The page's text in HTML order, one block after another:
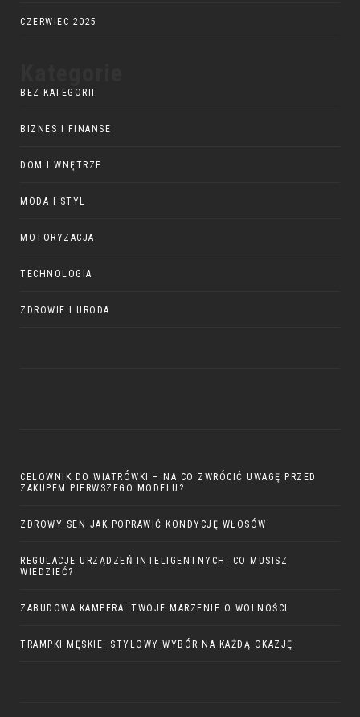
CZERWIEC 2025
BEZ KATEGORII
BIZNES I FINANSE
DOM I WNĘTRZE
MODA I STYL
MOTORYZACJA
TECHNOLOGIA
ZDROWIE I URODA
CELOWNIK DO WIATRÓWKI – NA CO ZWRÓCIĆ UWAGĘ PRZED
ZAKUPEM PIERWSZEGO MODELU?
ZDROWY SEN JAK POPRAWIĆ KONDYCJĘ WŁOSÓW
REGULACJE URZĄDZEŃ INTELIGENTNYCH: CO MUSISZ
WIEDZIEĆ?
ZABUDOWA KAMPERA: TWOJE MARZENIE O WOLNOŚCI
TRAMPKI MĘSKIE: STYLOWY WYBÓR NA KAŻDĄ OKAZJĘ